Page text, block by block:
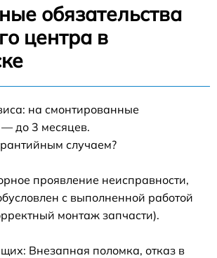
обязательства
центра в
на смонтированные
до 3 месяцев.
случаем?
проявление неисправности,
с выполненной работой
монтаж запчасти).
Внезапная поломка, отказ в